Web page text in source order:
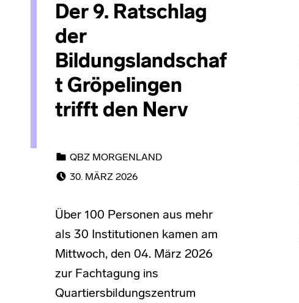
Der 9. Ratschlag
der
Bildungslandschaf
t Gröpelingen
trifft den Nerv
QBZ MORGENLAND
30. MÄRZ 2026
Über 100 Personen aus mehr
als 30 Institutionen kamen am
Mittwoch, den 04. März 2026
zur Fachtagung ins
Quartiersbildungszentrum